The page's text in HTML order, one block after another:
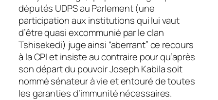
députés UDPS au Parlement (une
participation aux institutions qui lui vaut
d’être quasi excommunié par le clan
Tshisekedi) juge ainsi “aberrant” ce recours
à la CPI et insiste au contraire pour qu’après
son départ du pouvoir Joseph Kabila soit
nommé sénateur à vie et entouré de toutes
les garanties d’immunité nécessaires.